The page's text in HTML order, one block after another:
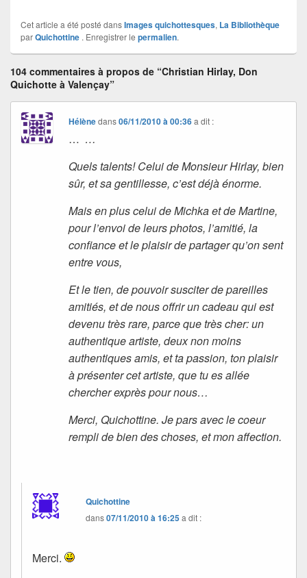
Cet article a été posté dansImages quichottesques, La Bibliothèque
parQuichottine . Enregistrer le permalien.
104 commentaires à propos de “Christian Hirlay, Don
Quichotte à Valençay”
Hélènedans06/11/2010 à 00:36 a dit :
… …
Quels talents! Celui de Monsieur Hirlay, bien
sûr, et sa gentillesse, c’est déjà énorme.
Mais en plus celui de Michka et de Martine,
pour l’envoi de leurs photos, l’amitié, la
confiance et le plaisir de partager qu’on sent
entre vous,
Et le tien, de pouvoir susciter de pareilles
amitiés, et de nous offrir un cadeau qui est
devenu très rare, parce que très cher: un
authentique artiste, deux non moins
authentiques amis, et ta passion, ton plaisir
à présenter cet artiste, que tu es allée
chercher exprès pour nous…
Merci, Quichottine. Je pars avec le coeur
rempli de bien des choses, et mon affection.
Quichottine
dans07/11/2010 à 16:25a dit :
Merci.